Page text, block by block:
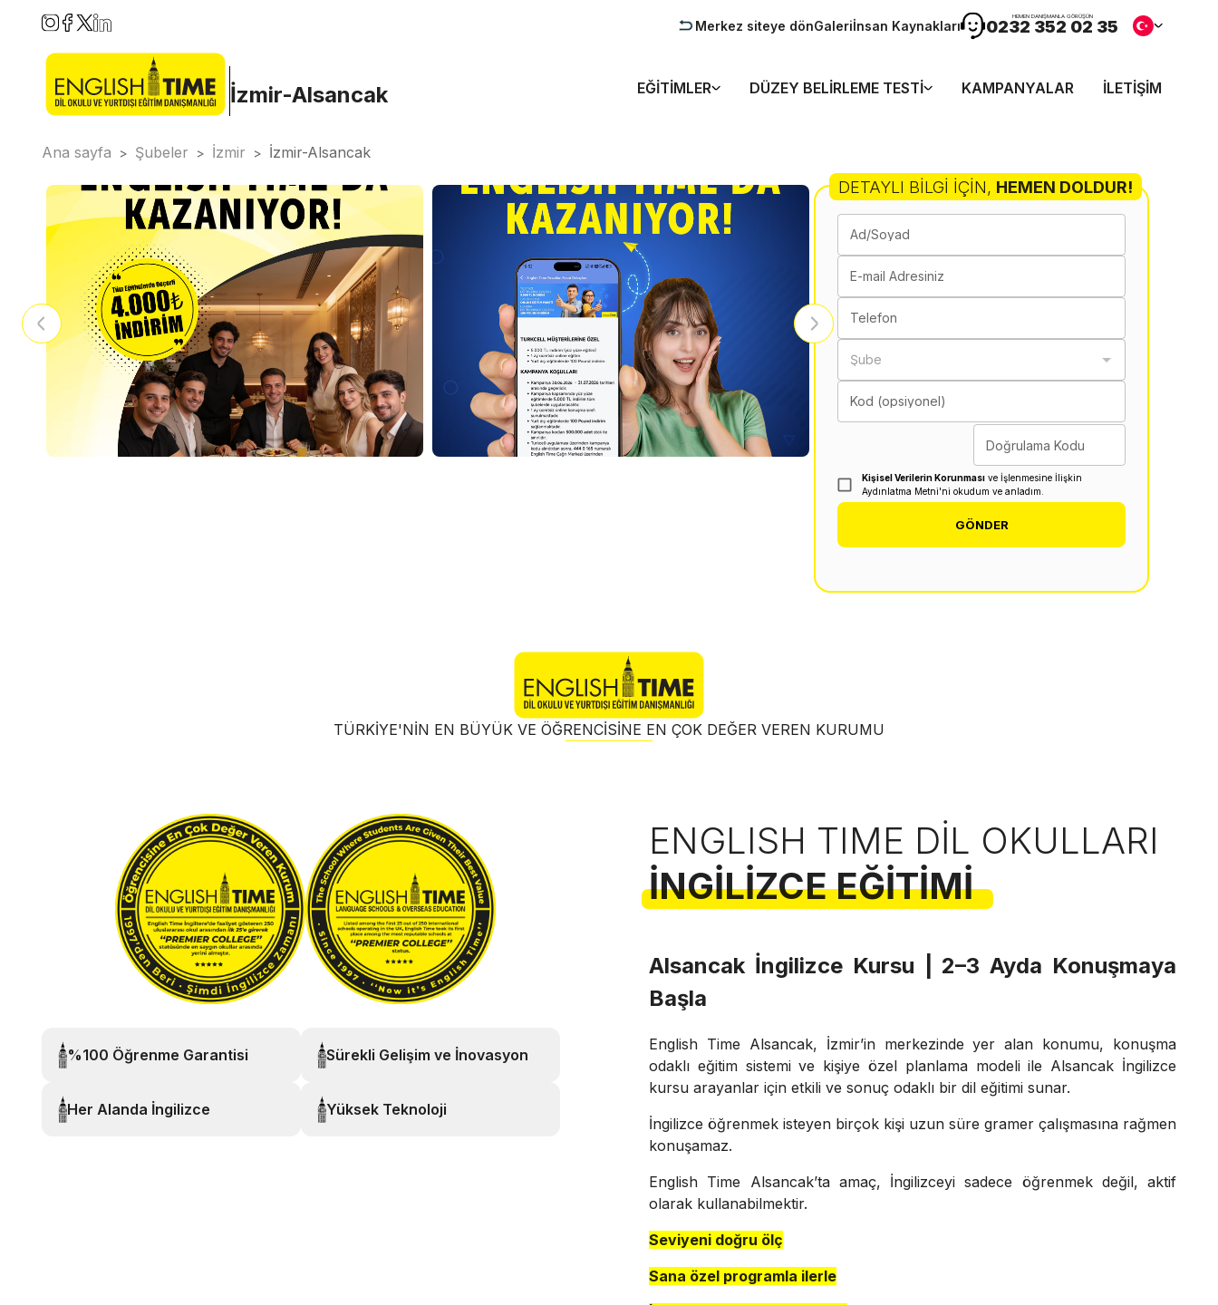
Merkez siteye dönGaleriİnsan Kaynakları
HEMEN DANIŞMANLA GÖRÜŞÜN
0232 352 02 35
İzmir-Alsancak EĞITIMLER DÜZEY BELIRLEME TESTI KAMPANYALAR İLETIŞIM
Ana sayfa > Şubeler > İzmir > İzmir-Alsancak
DETAYLI BILGI İÇIN, HEMEN DOLDUR!
Ad/Soyad
E-mail Adresiniz
Telefon
Şube
Kod (opsiyonel)
Doğrulama Kodu
Kişisel Verilerin Korunması ve İşlenmesine İlişkin
Aydınlatma Metni'ni okudum ve anladım.
GÖNDER
TÜRKIYE'NIN EN BÜYÜK VE ÖĞRENCISINE EN ÇOK DEĞER VEREN KURUMU
%100 Öğrenme Garantisi Sürekli Gelişim ve İnovasyon
Her Alanda İngilizce Yüksek Teknoloji
ENGLISH TIME DIL OKULLARI
İNGILIZCE EĞITIMI
Alsancak İngilizce Kursu | 2–3 Ayda Konuşmaya
Başla
English Time Alsancak, İzmir’in merkezinde yer alan konumu, konuşma
odaklı eğitim sistemi ve kişiye özel planlama modeli ile Alsancak İngilizce
kursu arayanlar için etkili ve sonuç odaklı bir dil eğitimi sunar.
İngilizce öğrenmek isteyen birçok kişi uzun süre gramer çalışmasına rağmen
konuşamaz.
English Time Alsancak’ta amaç, İngilizceyi sadece öğrenmek değil, aktif
olarak kullanabilmektir.
Seviyeni doğru ölç
Sana özel programla ilerle